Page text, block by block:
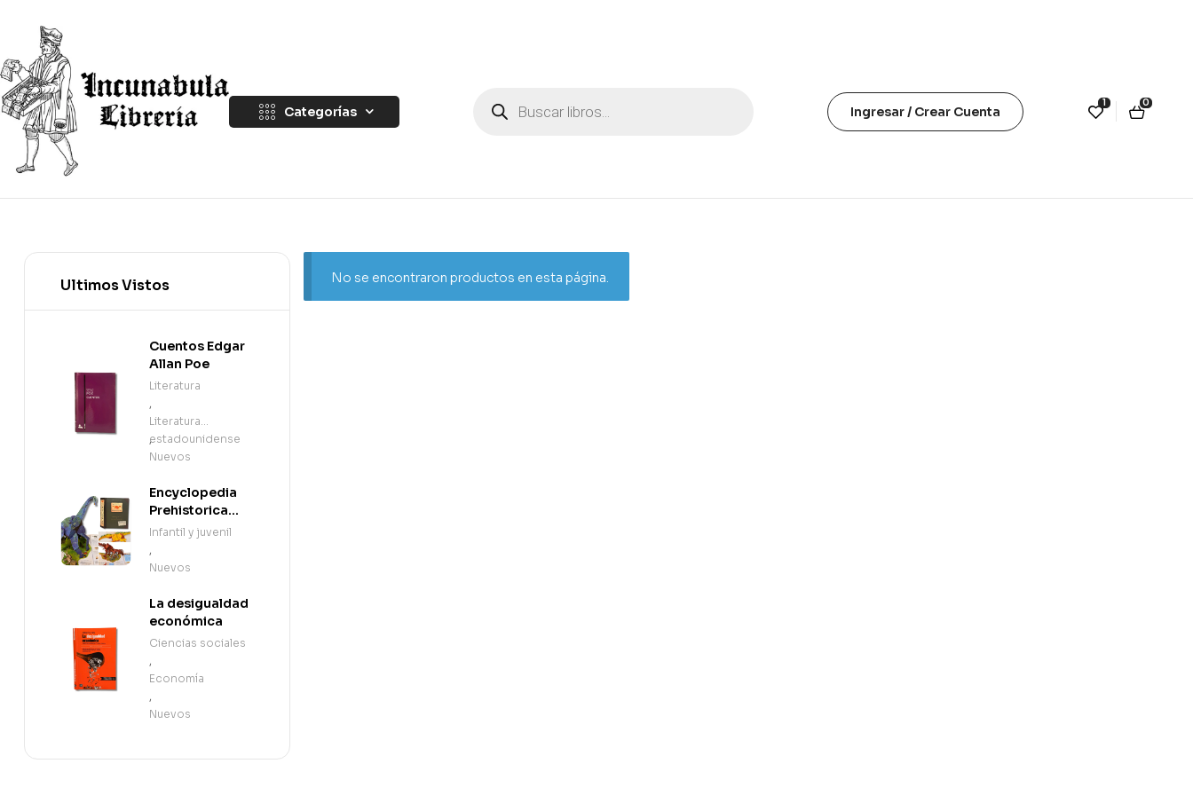
Categorías Ingresar / Crear Cuenta
1 0
No se encontraron productos en esta página.
Ultimos Vistos
Cuentos Edgar
Allan Poe
Literatura
,
Literatura
estadounidense
,
Nuevos
Encyclopedia
Prehistorica
Dinosaurs: The
Up (en Inglés)
Infantil y juvenil
,
Nuevos
La desigualdad
económica
Ciencias sociales
,
Economía
,
Nuevos